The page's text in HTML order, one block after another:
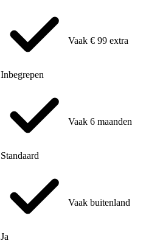
Inbegrepen
Vaak € 99 extra
Standaard
Vaak 6 maanden
Ja
Vaak buitenland